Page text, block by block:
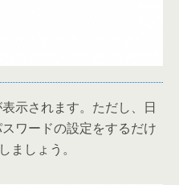
示されます。ただし、日
ワードの設定をするだけ
ましょう。